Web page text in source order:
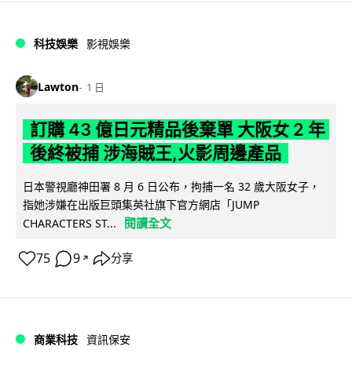
科技娛樂 影視娛樂
Lawton 1 日
訂購 43 億日元精品後棄單 大阪女 2 年
後終被捕 涉海賊王,火影周邊產品
日本警視廳神田署 8 月 6 日公布，拘捕一名 32 歲大阪女子，
指她涉嫌在出版巨頭集英社旗下官方網店「JUMP
CHARACTERS ST...
閱讀全文
75 9 ↗ 分享
商業科技 資訊保安